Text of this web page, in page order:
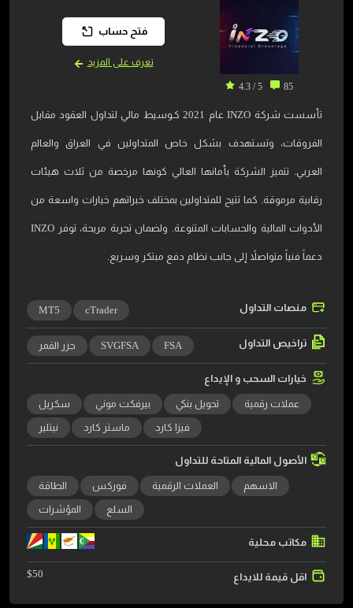
85
5 / 4.3
تأسست شركة INZO عام 2021 كـوسيط مالي لتداول العقود مقابل
الفروقات، وتستهدف بشكل خاص المتداولين في العراق والعالم
العربي. تتميز الشركة بأمانها العالي كونها مرخصة من ثلاث هيئات
رقابية مرموقة. كما تتيح للمتداولين بمختلف خبراتهم خيارات واسعة من
الأدوات المالية والحسابات المتنوعة. ولضمان تجربة مريحة، توفر INZO
دعماً فنياً متواصلاً إلى جانب نظام دفع مبتكر وسريع.
فتح حساب
تعرف على المزيد
منصات التداول cTrader
MT5
تراخيص التداول FSA
SVGFSA جزر القمر
خيارات السحب و الإيداع
عملات رقمية تحويل بنكي بيرفكت موني
سكريل
فيزا كارد
ماستر كارد نيتلير
الأصول المالية المتاحة للتداول
الاسهم العملات الرقمية فوركس
الطاقة
السلع
المؤشرات
مكاتب محلية
اقل قيمة للايداع $50